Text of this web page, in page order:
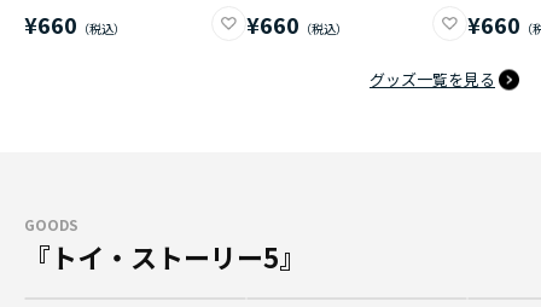
¥660 ¥660 ¥660
グッズ一覧を見る
GOODS
『トイ・ストーリー5』